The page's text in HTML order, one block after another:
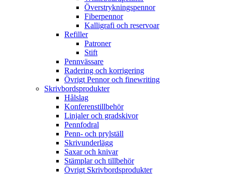
Överstrykningspennor
Fiberpennor
Kalligrafi och reservoar
Refiller
Patroner
Stift
Pennvässare
Radering och korrigering
Övrigt Pennor och finewriting
Skrivbordsprodukter
Hålslag
Konferenstillbehör
Linjaler och gradskivor
Pennfodral
Penn- och prylställ
Skrivunderlägg
Saxar och knivar
Stämplar och tillbehör
Övrigt Skrivbordsprodukter